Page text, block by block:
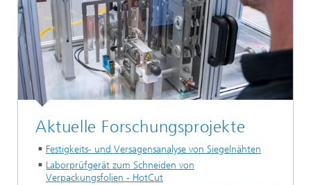
Aktuelle Forschungsprojekte
Festigkeits- und Versagensanalyse von Siegelnähten
Laborprüfgerät zum Schneiden von
Verpackungsfolien - HotCut